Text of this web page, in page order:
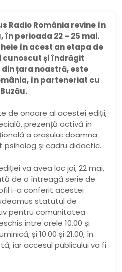
Radio România revine în
în perioada 22 – 25 mai.
în acest an etapa de
cunoscut și îndrăgit
țara noastră, este
în parteneriat cu
de onoare al acestei ediții,
prezență activă în
a orașului: doamna
psiholog și cadru didactic.
va avea loc joi, 22 mai,
de o întreagă serie de
i-a conferit acestei
statutul de
pentru comunitatea
între orele 10.00 și
și 10.00 și 21.00, în
iar accesul publicului va fi